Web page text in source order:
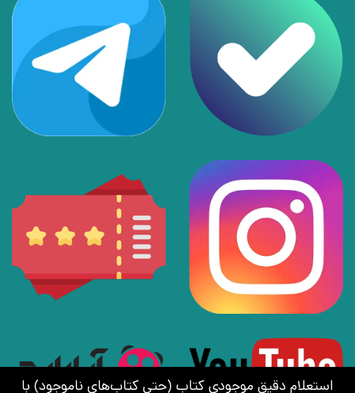
استعلام دقیق موجودی کتاب (حتی کتاب‌های ناموجود) با